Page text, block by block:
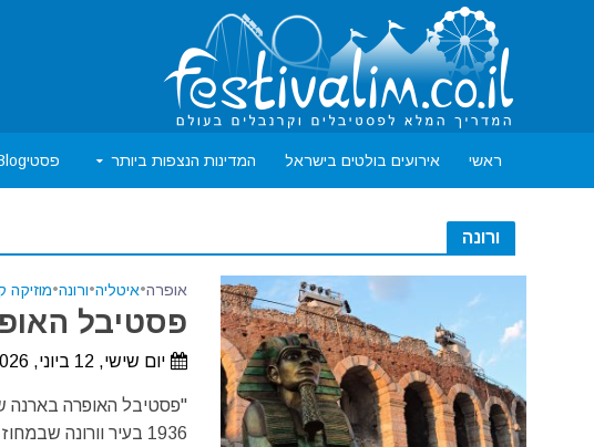
ראשי אירועים בולטים בישראל המדינות הנצפות ביותר פסטיBlog
ורונה
אופרה•איטליה•ורונה•מוזיקה
פסטיבל
יום שישי, 12 ביוני, 2026 - יום שלישי, 15 בספטמבר, 2026
1936 בעיר וורונה שבמחוז "ונטו" בצפון איטליה. הפסטיבל הוותיק...